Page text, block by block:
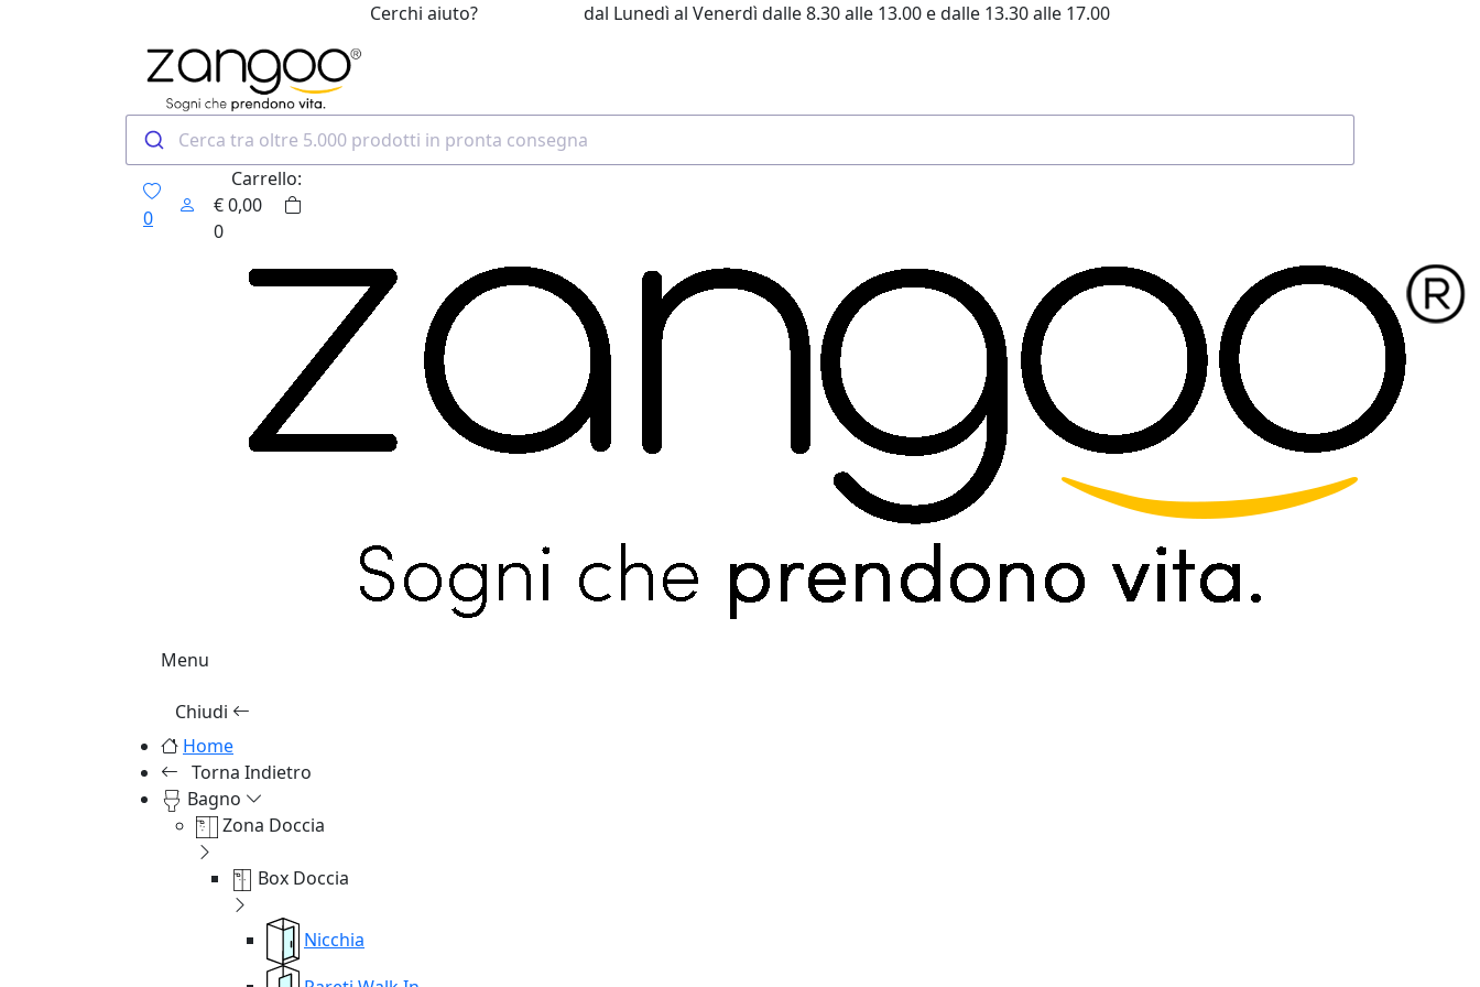
Cerchi aiuto? dal Lunedì al Venerdì dalle 8.30 alle 13.00 e dalle 13.30 alle 17.00
0
Carrello:
€0,00
0
Menu
Chiudi
Home
Torna Indietro
Bagno
Zona Doccia
Box Doccia
Nicchia